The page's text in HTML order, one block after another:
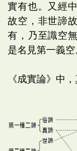
實有也。又經
故空，非世諦
有，乃至識空
是名見第一義空
《成實論》中